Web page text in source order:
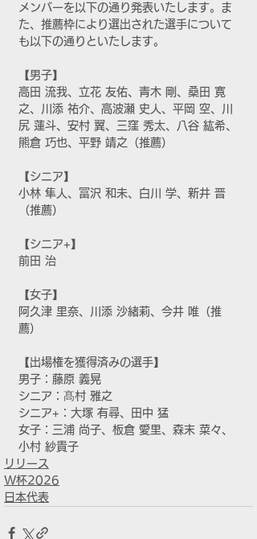
メンバーを以下の通り発表いたします。ま
た、推薦枠により選出された選手について
も以下の通りといたします。
【男子】
高田 流我、立花 友佑、青木 剛、桑田 寛
之、川添 祐介、高波瀬 史人、平岡 空、川
尻 蓮斗、安村 翼、三窪 秀太、八谷 紘希、
熊倉 巧也、平野 靖之（推薦）
【シニア】
小林 隼人、冨沢 和未、白川 学、新井 晋
（推薦）
【シニア+】
前田 治
【女子】
阿久津 里奈、川添 沙緒莉、今井 唯（推
薦）
【出場権を獲得済みの選手】
男子：藤原 義晃
シニア：髙村 雅之
シニア+：大塚 有尋、田中 猛
女子：三浦 尚子、板倉 愛里、森末 菜々、
小村 紗貴子
リリース
W杯2026
日本代表